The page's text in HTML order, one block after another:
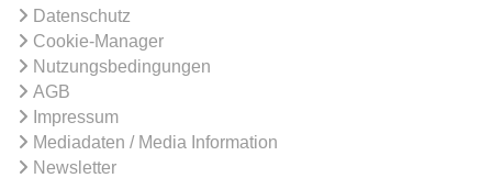
Datenschutz
Cookie-Manager
Nutzungsbedingungen
AGB
Impressum
Mediadaten / Media Information
Newsletter